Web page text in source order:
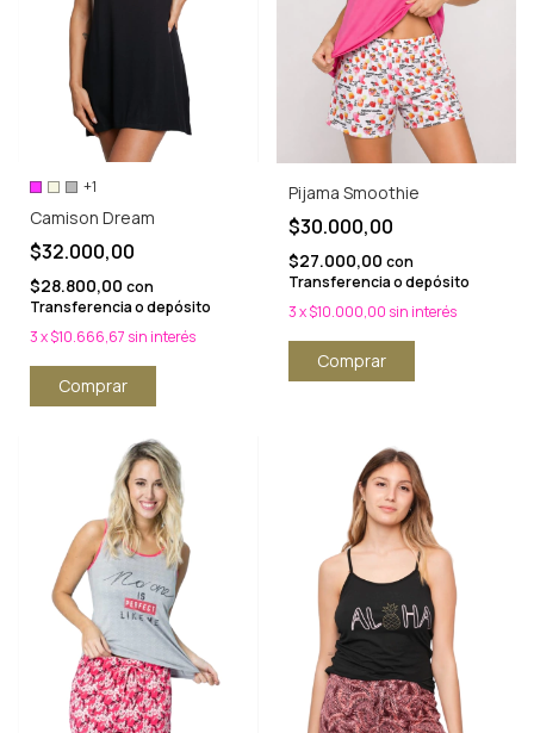
+1
Camison Dream
$32.000,00
$28.800,00 con
Transferencia o depósito
3x$10.666,67 sin interés
Comprar
Pijama Smoothie
$30.000,00
$27.000,00 con
Transferencia o depósito
3x$10.000,00 sin interés
Comprar